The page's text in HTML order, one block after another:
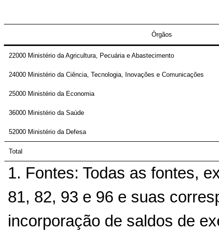
Órgãos
22000 Ministério da Agricultura, Pecuária e Abastecimento
24000 Ministério da Ciência, Tecnologia, Inovações e Comunicações
25000 Ministério da Economia
36000 Ministério da Saúde
52000 Ministério da Defesa
Total
1. Fontes: Todas as fontes,
81, 82, 93 e 96 e suas
incorporação de saldos de